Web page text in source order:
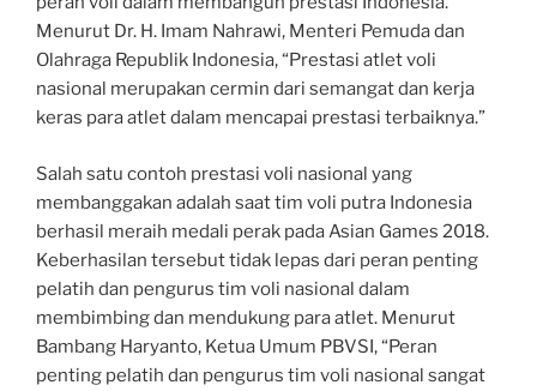
Menurut Dr. H. Imam Nahrawi, Menteri Pemuda dan
Olahraga Republik Indonesia, “Prestasi atlet voli
nasional merupakan cermin dari semangat dan kerja
keras para atlet dalam mencapai prestasi terbaiknya.”
Salah satu contoh prestasi voli nasional yang
membanggakan adalah saat tim voli putra Indonesia
berhasil meraih medali perak pada Asian Games 2018.
Keberhasilan tersebut tidak lepas dari peran penting
pelatih dan pengurus tim voli nasional dalam
membimbing dan mendukung para atlet. Menurut
Bambang Haryanto, Ketua Umum PBVSI, “Peran
penting pelatih dan pengurus tim voli nasional sangat